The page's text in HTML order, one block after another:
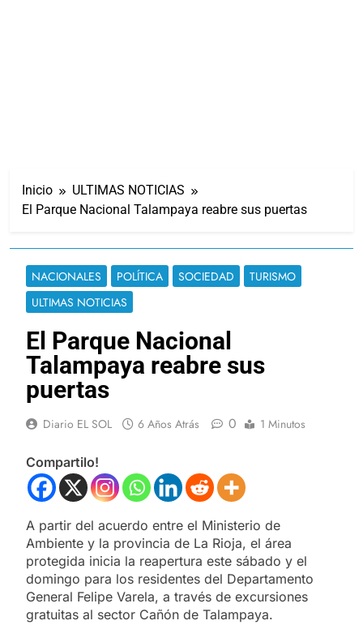
Inicio
ULTIMAS NOTICIAS
El Parque Nacional Talampaya reabre sus puertas
NACIONALES POLÍTICA SOCIEDAD
TURISMO
ULTIMAS NOTICIAS
El Parque Nacional
Talampaya reabre sus
puertas
Diario EL SOL 6 Años Atrás 0 1 Minutos
Compartilo!
A partir del acuerdo entre el Ministerio de
Ambiente y la provincia de La Rioja, el área
protegida inicia la reapertura este sábado y el
domingo para los residentes del Departamento
General Felipe Varela, a través de excursiones
gratuitas al sector Cañón de Talampaya.